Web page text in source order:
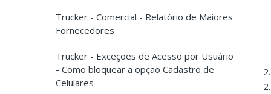
Trucker - Comercial - Relatório de Maiores
Fornecedores
Trucker - Exceções de Acesso por Usuário
- Como bloquear a opção Cadastro de
Celulares